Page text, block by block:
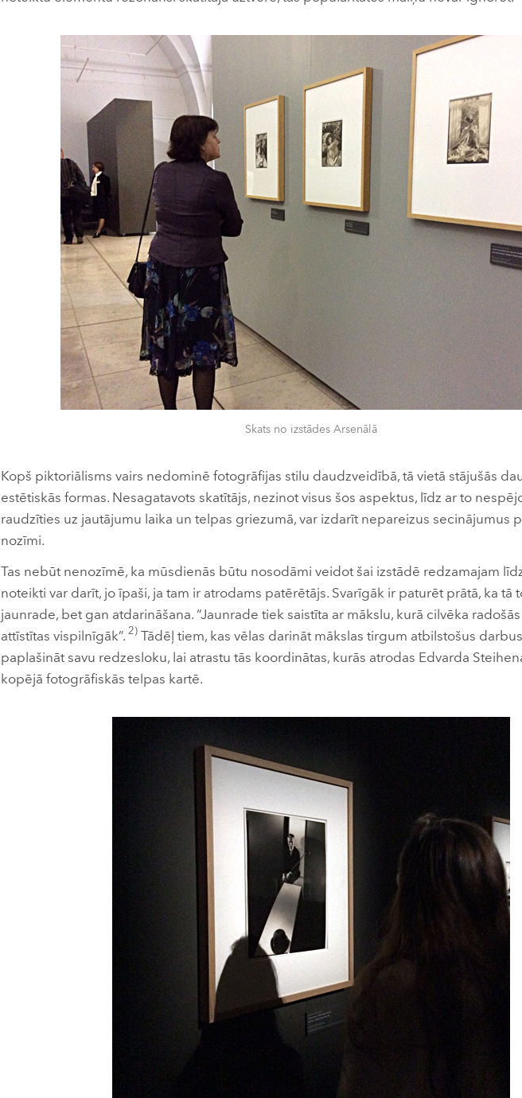
Skats no izstādes Arsenālā
Kopš piktoriālisms vairs nedominē fotogrāfijas stilu daudzveidībā, tā vietā stājušās
estētiskās formas. Nesagatavots skatītājs, nezinot visus šos aspektus, līdz ar to
raudzīties uz jautājumu laika un telpas griezumā, var izdarīt nepareizus secinājumus
nozīmi.
Tas nebūt nenozīmē, ka mūsdienās būtu nosodāmi veidot šai izstādē redzamajam
noteikti var darīt, jo īpaši, ja tam ir atrodams patērētājs. Svarīgāk ir paturēt prātā, ka tā
jaunrade, bet gan atdarināšana. “Jaunrade tiek saistīta ar mākslu, kurā cilvēka
attīstītas vispilnīgāk”. 2) Tādēļ tiem, kas vēlas darināt mākslas tirgum atbilstošus
paplašināt savu redzesloku, lai atrastu tās koordinātas, kurās atrodas Edvarda
kopējā fotogrāfiskās telpas kartē.